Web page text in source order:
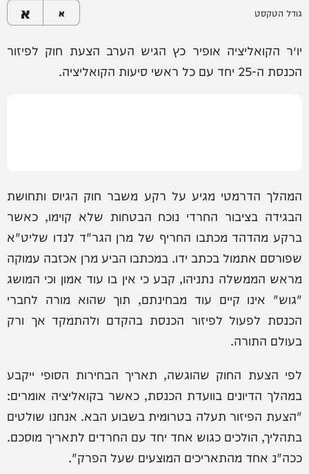
גודל הטקסט א א
יו״ר הקואליציה אופיר כץ הגיש הערב הצעת חוק לפיזור
הכנסת ה-25 יחד עם כל ראשי סיעות הקואליציה.
המהלך הדרמטי מגיע על רקע משבר חוק הגיוס ותחושת
הבגידה בציבור החרדי נוכח הבטחות שלא קוימו, כאשר
ברקע מהדהד מכתבו החריף של מרן הגר"ד לנדו שליט"א
שפורסם אתמול בכתב ידו. במכתבו הביע מרן אכזבה עמוקה
מראש הממשלה נתניהו, קבע כי אין בו עוד אמון וכי המושג
"גוש" אינו קיים עוד מבחינתם, תוך שהוא מורה לחברי
הכנסת לפעול לפיזור הכנסת בהקדם ולהתמקד אך ורק
בעולם התורה.
לפי הצעת החוק שהוגשה, תאריך הבחירות הסופי ייקבע
במהלך הדיונים בוועדת הכנסת, כאשר בקואליציה אומרים:
"הצעת הפיזור תעלה בטרומית בשבוע הבא. אנחנו שולטים
בתהליך, הולכים כגוש אחד יחד עם החרדים לתאריך מוסכם.
ככה"נ אחד מהתאריכים המוצעים שעל הפרק".